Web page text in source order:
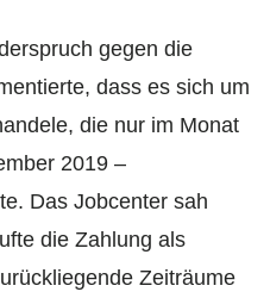
gegen die
dass es sich um
die nur im Monat
2019 –
Das Jobcenter sah
die Zahlung als
Zeiträume